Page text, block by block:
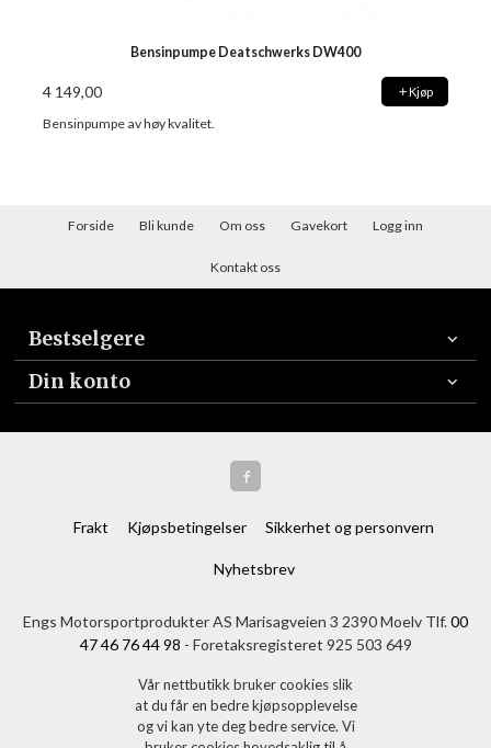
Bensinpumpe Deatschwerks DW400
4 149,00 Kjøp
Bensinpumpe av høy kvalitet.
Forside Bli kunde Om oss Gavekort Logg inn
Kontakt oss
Bestselgere
Din konto
Frakt Kjøpsbetingelser Sikkerhet og personvern
Nyhetsbrev
Engs Motorsportprodukter AS Marisagveien 3 2390 Moelv Tlf.00
47 46 76 44 98 - Foretaksregisteret 925 503 649
Vår nettbutikk bruker cookies slik
at du får en bedre kjøpsopplevelse
og vi kan yte deg bedre service. Vi